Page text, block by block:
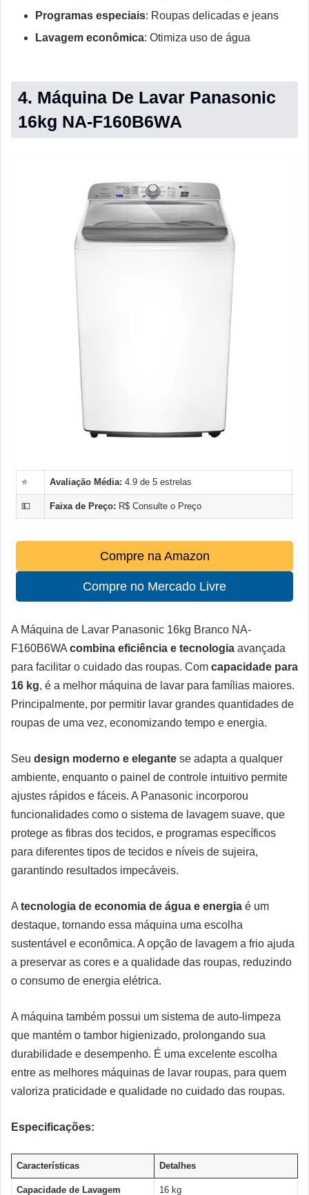
Programas especiais: Roupas delicadas e jeans
Lavagem econômica: Otimiza uso de água
4. Máquina De Lavar Panasonic
16kg NA-F160B6WA
⭐ Avaliação Média: 4.9 de 5 estrelas
💵 Faixa de Preço: R$ Consulte o Preço
Compre na Amazon
Compre no Mercado Livre
A Máquina de Lavar Panasonic 16kg Branco NA-
F160B6WA combina eficiência e tecnologia avançada
para facilitar o cuidado das roupas. Com capacidade para
16 kg, é a melhor máquina de lavar para famílias maiores.
Principalmente, por permitir lavar grandes quantidades de
roupas de uma vez, economizando tempo e energia.
Seu design moderno e elegante se adapta a qualquer
ambiente, enquanto o painel de controle intuitivo permite
ajustes rápidos e fáceis. A Panasonic incorporou
funcionalidades como o sistema de lavagem suave, que
protege as fibras dos tecidos, e programas específicos
para diferentes tipos de tecidos e níveis de sujeira,
garantindo resultados impecáveis.
A tecnologia de economia de água e energia é um
destaque, tornando essa máquina uma escolha
sustentável e econômica. A opção de lavagem a frio ajuda
a preservar as cores e a qualidade das roupas, reduzindo
o consumo de energia elétrica.
A máquina também possui um sistema de auto-limpeza
que mantém o tambor higienizado, prolongando sua
durabilidade e desempenho. É uma excelente escolha
entre as melhores máquinas de lavar roupas, para quem
valoriza praticidade e qualidade no cuidado das roupas.
Especificações:
Características Detalhes
Capacidade de Lavagem 16 kg